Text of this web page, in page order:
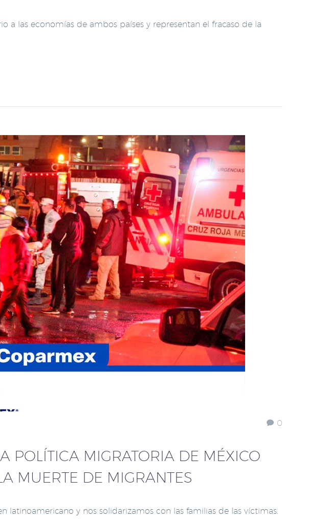
a las economías de ambos países y representan el fracaso de la
0
POLÍTICA MIGRATORIA DE MÉXICO
MUERTE DE MIGRANTES
latinoamericano y nos solidarizamos con las familias de las víctimas.